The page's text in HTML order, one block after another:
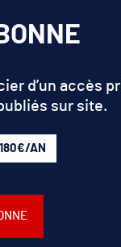
d’un accès
sur site.
180€/AN